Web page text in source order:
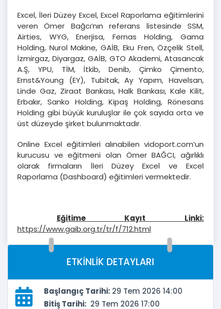
Excel, İleri Düzey Excel, Excel Raporlama eğitimlerini
veren Ömer Bağcı’nın referans listesinde SSM,
Airties, WYG, Enerjisa, Fernas Holding, Gama
Holding, Nurol Makine, GAİB, Eku Fren, Özçelik Stell,
İzmirgaz, Diyargaz, GAİB, GTO Akademi, Atasancak
A.Ş, YPU, TİM, İtkib, Denib, Çimko Çimento,
Ernst&Young (EY), Tubitak, Ay Yapım, Havelsan,
Linde Gaz, Ziraat Bankası, Halk Bankası, Kale Kilit,
Erbakır, Sanko Holding, Kipaş Holding, Rönesans
Holding gibi büyük kuruluşlar ile çok sayıda orta ve
üst düzeyde şirket bulunmaktadır.
Online Excel eğitimleri alınabilen vidoport.com’un
kurucusu ve eğitmeni olan Ömer BAĞCI, ağırlıklı
olarak firmaların İleri Düzey Excel ve Excel
Raporlama (Dashboard) eğitimleri vermektedir.
Eğitime Kayıt Linki:
https://www.gaib.org.tr/tr/f/712.html
ETKİNLİK DETAYLARI
Başlangıç Tarihi: 29 Tem 2026 14:00
Bitiş Tarihi: 29 Tem 2026 17:00